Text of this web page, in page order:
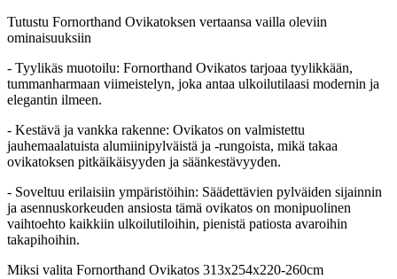
Tutustu Fornorthand Ovikatoksen vertaansa vailla oleviin
ominaisuuksiin
- Tyylikäs muotoilu: Fornorthand Ovikatos tarjoaa tyylikkään,
tummanharmaan viimeistelyn, joka antaa ulkoilutilaasi modernin ja
elegantin ilmeen.
- Kestävä ja vankka rakenne: Ovikatos on valmistettu
jauhemaalatuista alumiinipylväistä ja -rungoista, mikä takaa
ovikatoksen pitkäikäisyyden ja säänkestävyyden.
- Soveltuu erilaisiin ympäristöihin: Säädettävien pylväiden sijainnin
ja asennuskorkeuden ansiosta tämä ovikatos on monipuolinen
vaihtoehto kaikkiin ulkoilutiloihin, pienistä patiosta avaroihin
takapihoihin.
Miksi valita Fornorthand Ovikatos 313x254x220-260cm